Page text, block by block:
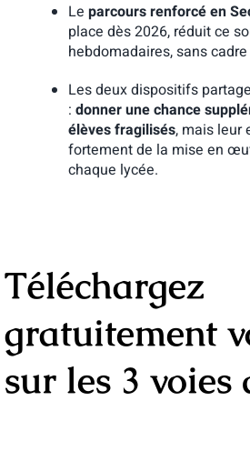
Le parcours renforcé en
place dès 2026, réduit ce
hebdomadaires, sans
Les deux dispositifs
: donner une chance
élèves fragilisés, mais leur
fortement de la mise en
chaque lycée.
Téléchargez
gratuitement
sur les 3 voies